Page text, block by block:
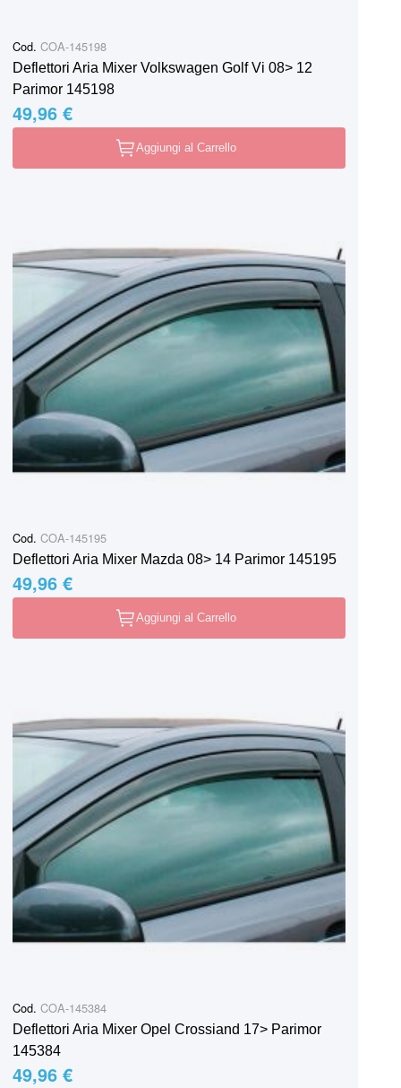
Cod. COA-145198
Deflettori Aria Mixer Volkswagen Golf Vi 08> 12
Parimor 145198
49,96 €
Aggiungi al Carrello
Cod. COA-145195
Deflettori Aria Mixer Mazda 08> 14 Parimor 145195
49,96 €
Aggiungi al Carrello
Cod. COA-145384
Deflettori Aria Mixer Opel Crossiand 17> Parimor
145384
49,96 €